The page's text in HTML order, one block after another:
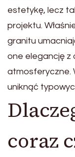
estetykę, lecz
projektu.
granitu
one elegancję z
atmosferyczne.
uniknąć
coraz